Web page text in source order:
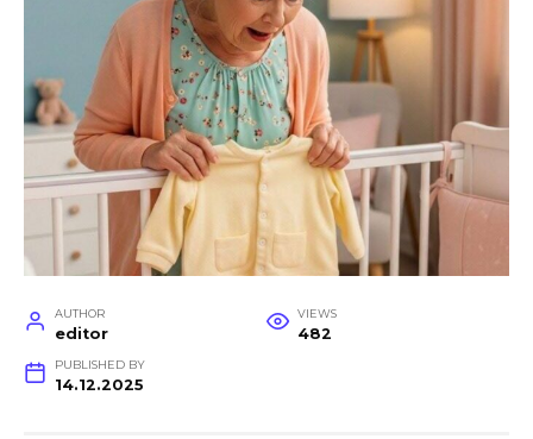
AUTHOR
editor
VIEWS
482
PUBLISHED BY
14.12.2025